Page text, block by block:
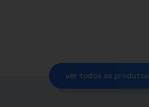
ver todos os produtos